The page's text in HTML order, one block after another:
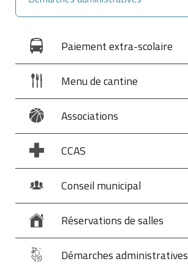
Paiement extra-scolaire
Menu de cantine
Associations
CCAS
Conseil municipal
Réservations de salles
Démarches administratives